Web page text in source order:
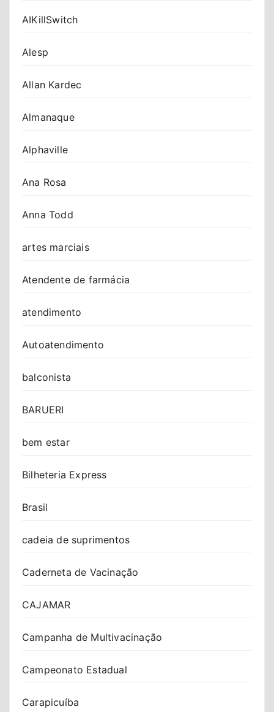
AIKillSwitch
Alesp
Allan Kardec
Almanaque
Alphaville
Ana Rosa
Anna Todd
artes marciais
Atendente de farmácia
atendimento
Autoatendimento
balconista
BARUERI
bem estar
Bilheteria Express
Brasil
cadeia de suprimentos
Caderneta de Vacinação
CAJAMAR
Campanha de Multivacinação
Campeonato Estadual
Carapicuíba